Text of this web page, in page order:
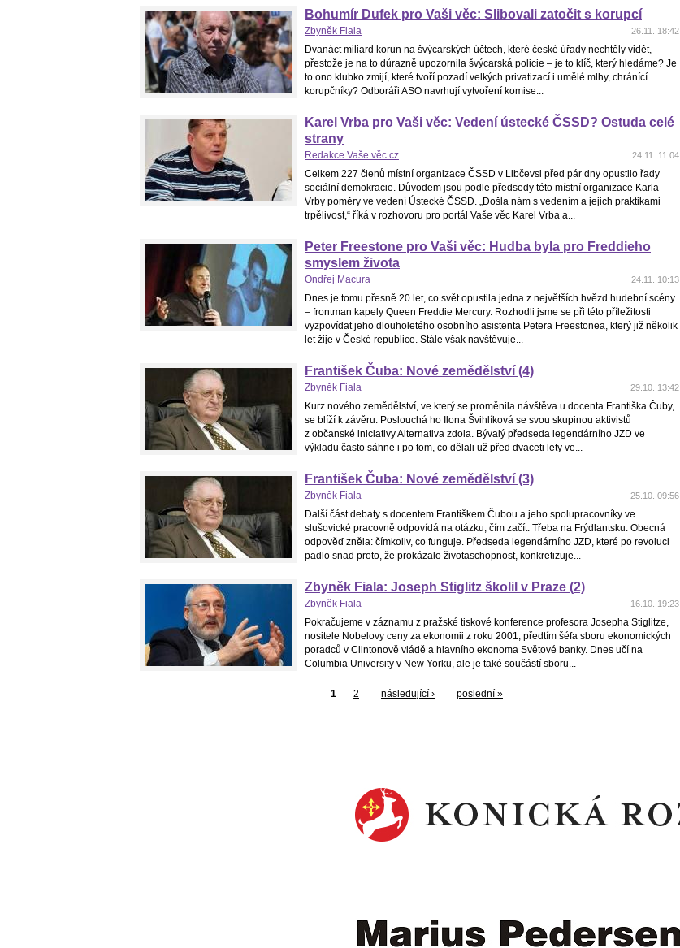
Bohumír Dufek pro Vaši věc: Slibovali zatočit s korupcí
26.11. 18:42
Zbyněk Fiala
Dvanáct miliard korun na švýcarských účtech, které české úřady nechtěly vidět,
přestože je na to důrazně upozornila švýcarská policie – je to klíč, který hledáme? Je
to ono klubko zmijí, které tvoří pozadí velkých privatizací i umělé mlhy, chránící
korupčníky? Odboráři ASO navrhují vytvoření komise...
Karel Vrba pro Vaši věc: Vedení ústecké ČSSD? Ostuda celé
strany
24.11. 11:04
Redakce Vaše věc.cz
Celkem 227 členů místní organizace ČSSD v Libčevsi před pár dny opustilo řady
sociální demokracie. Důvodem jsou podle předsedy této místní organizace Karla
Vrby poměry ve vedení Ústecké ČSSD. „Došla nám s vedením a jejich praktikami
trpělivost,“ říká v rozhovoru pro portál Vaše věc Karel Vrba a...
Peter Freestone pro Vaši věc: Hudba byla pro Freddieho
smyslem života
24.11. 10:13
Ondřej Macura
Dnes je tomu přesně 20 let, co svět opustila jedna z největších hvězd hudební scény
– frontman kapely Queen Freddie Mercury. Rozhodli jsme se při této příležitosti
vyzpovídat jeho dlouholetého osobního asistenta Petera Freestonea, který již několik
let žije v České republice. Stále však navštěvuje...
František Čuba: Nové zemědělství (4)
29.10. 13:42
Zbyněk Fiala
Kurz nového zemědělství, ve který se proměnila návštěva u docenta Františka Čuby,
se blíží k závěru. Poslouchá ho Ilona Švihlíková se svou skupinou aktivistů
z občanské iniciativy Alternativa zdola. Bývalý předseda legendárního JZD ve
výkladu často sáhne i po tom, co dělali už před dvaceti lety ve...
František Čuba: Nové zemědělství (3)
25.10. 09:56
Zbyněk Fiala
Další část debaty s docentem Františkem Čubou a jeho spolupracovníky ve
slušovické pracovně odpovídá na otázku, čím začít. Třeba na Frýdlantsku. Obecná
odpověď zněla: čímkoliv, co funguje. Předseda legendárního JZD, které po revoluci
padlo snad proto, že prokázalo životaschopnost, konkretizuje...
Zbyněk Fiala: Joseph Stiglitz školil v Praze (2)
16.10. 19:23
Zbyněk Fiala
Pokračujeme v záznamu z pražské tiskové konference profesora Josepha Stiglitze,
nositele Nobelovy ceny za ekonomii z roku 2001, předtím šéfa sboru ekonomických
poradců v Clintonově vládě a hlavního ekonoma Světové banky. Dnes učí na
Columbia University v New Yorku, ale je také součástí sboru...
1 2 následující › poslední »